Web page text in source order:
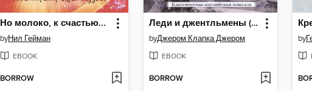
Но молоко, к счастью...
byНил Гейман
EBOOK
BORROW
Леди и джентльмены (сборник)
byДжером Клапка Джером
EBOOK
BORROW
by